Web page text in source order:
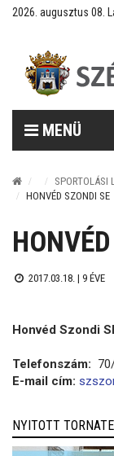
2026. augusztus 08.
MENÜ
SPORTOLÁSI
HONVÉD SZONDI SE
2017.03.18. | 9 ÉVE
Honvéd Szondi
Telefonszám:
E-mail cím:
NYITOTT